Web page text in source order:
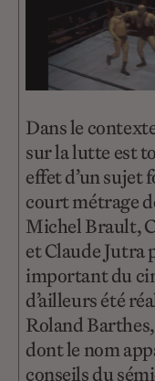
Dans le
sur la lutte est
effet d’un sujet
court métrage
Michel Brault,
et Claude Jutra
important du
d’ailleurs été
Roland
dont le nom
conseils du